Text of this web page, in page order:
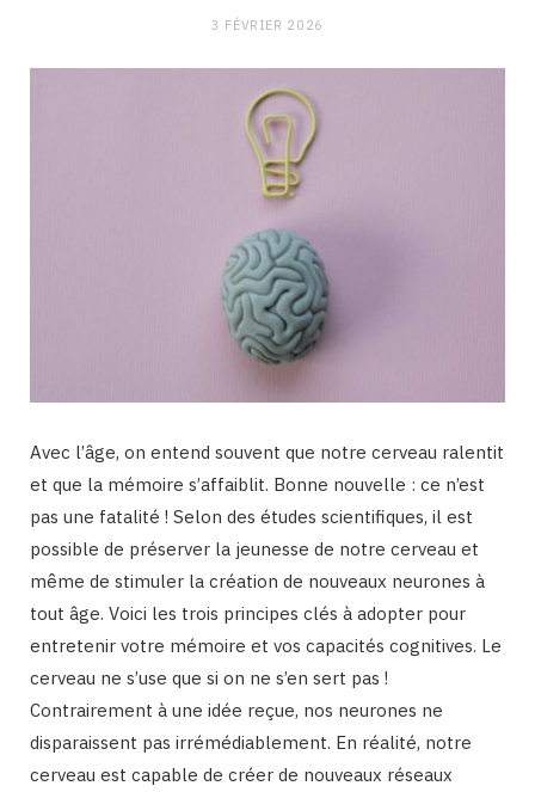
3 FÉVRIER 2026
Avec l’âge, on entend souvent que notre cerveau ralentit
et que la mémoire s’affaiblit. Bonne nouvelle : ce n’est
pas une fatalité ! Selon des études scientifiques, il est
possible de préserver la jeunesse de notre cerveau et
même de stimuler la création de nouveaux neurones à
tout âge. Voici les trois principes clés à adopter pour
entretenir votre mémoire et vos capacités cognitives. Le
cerveau ne s’use que si on ne s’en sert pas !
Contrairement à une idée reçue, nos neurones ne
disparaissent pas irrémédiablement. En réalité, notre
cerveau est capable de créer de nouveaux réseaux